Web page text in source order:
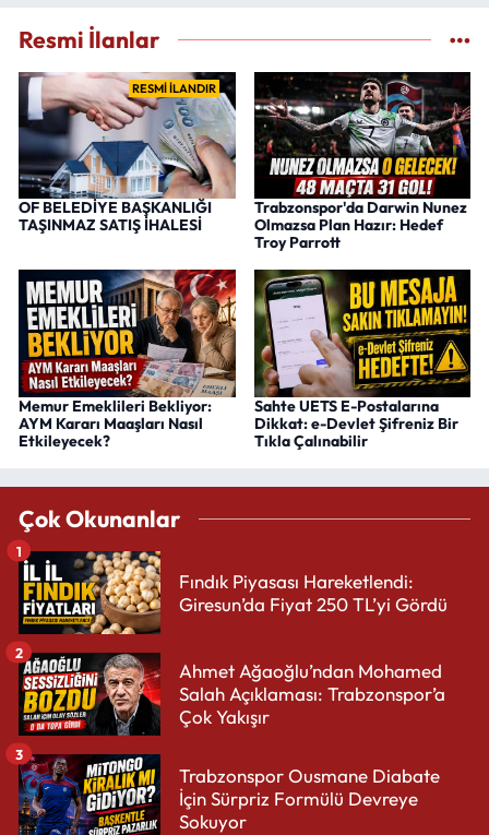
Resmi İlanlar
RESMİ İLANDIR
OF BELEDİYE BAŞKANLIĞI
TAŞINMAZ SATIŞ İHALESİ
Trabzonspor'da Darwin Nunez
Olmazsa Plan Hazır: Hedef
Troy Parrott
Memur Emeklileri Bekliyor:
AYM Kararı Maaşları Nasıl
Etkileyecek?
Sahte UETS E-Postalarına
Dikkat: e-Devlet Şifreniz Bir
Tıkla Çalınabilir
Çok Okunanlar
Fındık Piyasası Hareketlendi:
Giresun’da Fiyat 250 TL’yi Gördü
1
Ahmet Ağaoğlu’ndan Mohamed
Salah Açıklaması: Trabzonspor’a
Çok Yakışır
2
Trabzonspor Ousmane Diabate
İçin Sürpriz Formülü Devreye
Sokuyor
3